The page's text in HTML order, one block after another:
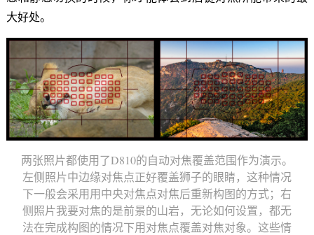
大好处。
两张照片都使用了D810的自动对焦覆盖范围作为演示。
左侧照片中边缘对焦点正好覆盖狮子的眼睛，这种情况
下一般会采用用中央对焦点对焦后重新构图的方式；右
侧照片我要对焦的是前景的山岩，无论如何设置，都无
法在完成构图的情况下用对焦点覆盖对焦对象。这些情